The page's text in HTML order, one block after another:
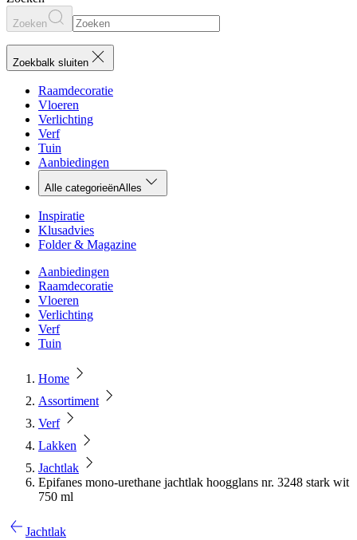
Zoeken
Zoekbalk sluiten
Raamdecoratie
Vloeren
Verlichting
Verf
Tuin
Aanbiedingen
Alle categorieënAlles
Inspiratie
Klusadvies
Folder & Magazine
Aanbiedingen
Raamdecoratie
Vloeren
Verlichting
Verf
Tuin
Home
Assortiment
Verf
Lakken
Jachtlak
Epifanes mono-urethane jachtlak hoogglans nr. 3248 stark wit
750 ml
Jachtlak